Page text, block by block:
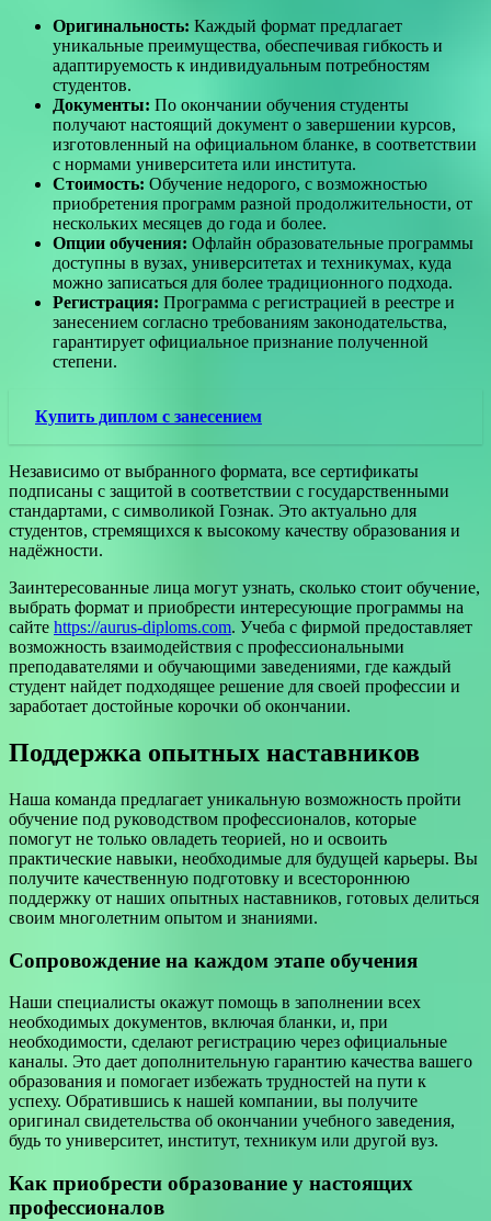
Оригинальность: Каждый формат предлагает
уникальные преимущества, обеспечивая гибкость и
адаптируемость к индивидуальным потребностям
студентов.
Документы: По окончании обучения студенты
получают настоящий документ о завершении курсов,
изготовленный на официальном бланке, в соответствии
с нормами университета или института.
Стоимость: Обучение недорого, с возможностью
приобретения программ разной продолжительности, от
нескольких месяцев до года и более.
Опции обучения: Офлайн образовательные программы
доступны в вузах, университетах и техникумах, куда
можно записаться для более традиционного подхода.
Регистрация: Программа с регистрацией в реестре и
занесением согласно требованиям законодательства,
гарантирует официальное признание полученной
степени.
Купить диплом с занесением
Независимо от выбранного формата, все сертификаты
подписаны с защитой в соответствии с государственными
стандартами, с символикой Гознак. Это актуально для
студентов, стремящихся к высокому качеству образования и
надёжности.
Заинтересованные лица могут узнать, сколько стоит обучение,
выбрать формат и приобрести интересующие программы на
сайте https://aurus-diploms.com. Учеба с фирмой предоставляет
возможность взаимодействия с профессиональными
преподавателями и обучающими заведениями, где каждый
студент найдет подходящее решение для своей профессии и
заработает достойные корочки об окончании.
Поддержка опытных наставников
Наша команда предлагает уникальную возможность пройти
обучение под руководством профессионалов, которые
помогут не только овладеть теорией, но и освоить
практические навыки, необходимые для будущей карьеры. Вы
получите качественную подготовку и всестороннюю
поддержку от наших опытных наставников, готовых делиться
своим многолетним опытом и знаниями.
Сопровождение на каждом этапе обучения
Наши специалисты окажут помощь в заполнении всех
необходимых документов, включая бланки, и, при
необходимости, сделают регистрацию через официальные
каналы. Это дает дополнительную гарантию качества вашего
образования и помогает избежать трудностей на пути к
успеху. Обратившись к нашей компании, вы получите
оригинал свидетельства об окончании учебного заведения,
будь то университет, институт, техникум или другой вуз.
Как приобрести образование у настоящих
профессионалов